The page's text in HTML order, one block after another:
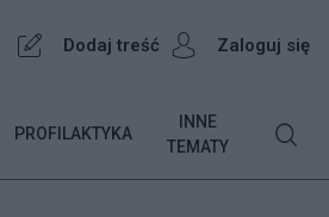
Dodaj treść Zaloguj się
PROFILAKTYKA
INNE
TEMATY